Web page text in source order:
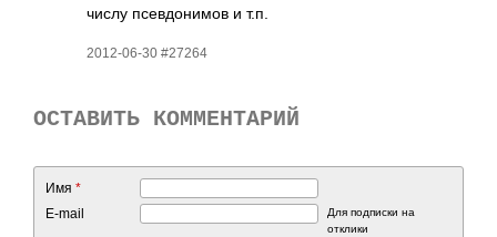
числу псев­дони­мов и т.п.
2012-06-30 #27264
ОСТАВИТЬ КОММЕНТАРИЙ
Имя *
E-mail
Для подписки на
отклики